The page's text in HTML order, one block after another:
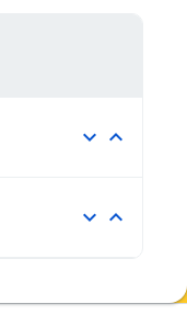
keyboard_arrow_down keyboard_arrow_up
keyboard_arrow_down keyboard_arrow_up